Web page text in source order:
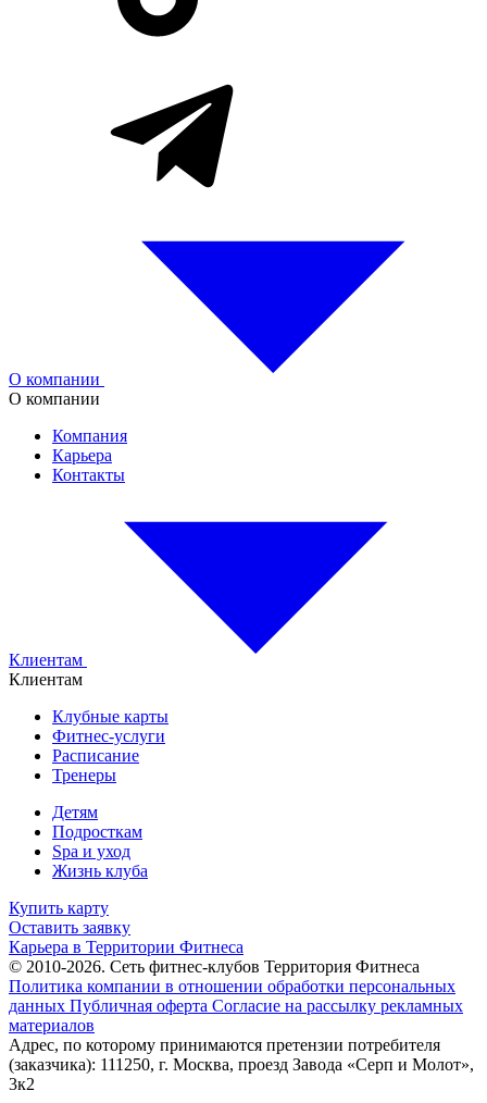
О компании
О компании
Компания
Карьера
Контакты
Клиентам
Клиентам
Клубные карты
Фитнес-услуги
Расписание
Тренеры
Детям
Подросткам
Spa и уход
Жизнь клуба
Купить карту
Оставить заявку
Карьера в Территории Фитнеса
© 2010-2026. Сеть фитнес-клубов Территория Фитнеса
Политика компании в отношении обработки персональных
данных Публичная оферта Согласие на рассылку рекламных
материалов
Адрес, по которому принимаются претензии потребителя
(заказчика): 111250, г. Москва, проезд Завода «Серп и Молот»,
3к2